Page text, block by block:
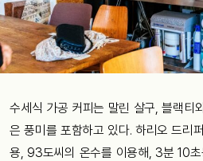
수세식 가공 커피는 말린 살구, 블랙티
은 풍미를 포함하고 있다. 하리오 드리
용, 93도씨의 온수를 이용해, 3분 10